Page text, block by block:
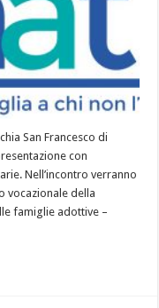
San Francesco di
con
Nell’incontro verranno
vocazionale della
famiglie adottive –